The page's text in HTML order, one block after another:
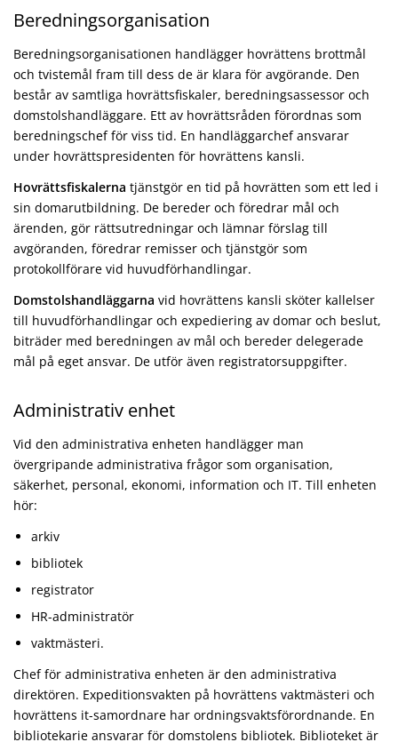
Beredningsorganisation
Beredningsorganisationen handlägger hovrättens brottmål
och tvistemål fram till dess de är klara för avgörande. Den
består av samtliga hovrättsfiskaler, beredningsassessor och
domstolshandläggare. Ett av hovrättsråden förordnas som
beredningschef för viss tid. En handläggarchef ansvarar
under hovrättspresidenten för hovrättens kansli.
Hovrättsfiskalerna tjänstgör en tid på hovrätten som ett led i
sin domarutbildning. De bereder och föredrar mål och
ärenden, gör rättsutredningar och lämnar förslag till
avgöranden, föredrar remisser och tjänstgör som
protokollförare vid huvudförhandlingar.
Domstolshandläggarna vid hovrättens kansli sköter kallelser
till huvudförhandlingar och expediering av domar och beslut,
biträder med beredningen av mål och bereder delegerade
mål på eget ansvar. De utför även registratorsuppgifter.
Administrativ enhet
Vid den administrativa enheten handlägger man
övergripande administrativa frågor som organisation,
säkerhet, personal, ekonomi, information och IT. Till enheten
hör:
arkiv
bibliotek
registrator
HR-administratör
vaktmästeri.
Chef för administrativa enheten är den administrativa
direktören. Expeditionsvakten på hovrättens vaktmästeri och
hovrättens it-samordnare har ordningsvaktsförordnande. En
bibliotekarie ansvarar för domstolens bibliotek. Biblioteket är